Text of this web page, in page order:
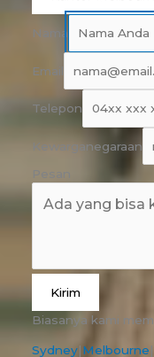
Nama
Email
Telepon
Kewarganegaraan
Kirim
Biasanya kami
Sydney|Melbourne|